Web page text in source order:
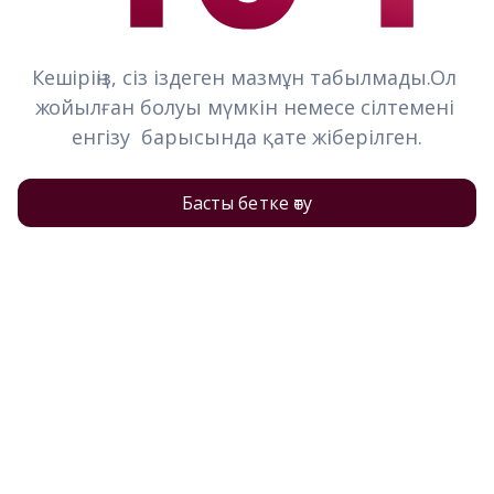
Кешіріңіз, сіз іздеген мазмұн табылмады.Ол
жойылған болуы мүмкін немесе сілтемені
енгізу  барысында қате жіберілген.
Басты бетке өту